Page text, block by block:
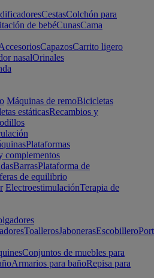
CestasColchón para
de bebéCunasCama
CapazosCarrito ligero
nasalOrinales
Máquinas de remoBicicletas
estáticasRecambios y
Plataformas
complementos
BarrasPlataforma de
de equilibrio
ElectroestimulaciónTerapia de
ToallerosJabonerasEscobillero
Conjuntos de muebles para
Armarios para bañoRepisa para